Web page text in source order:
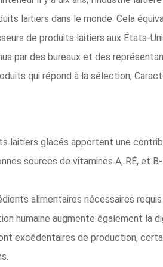
laitiers dans le monde. Cela
de produits laitiers aux États-
par des bureaux et des
qui répond à la sélection,
glacés apportent une
sources de vitamines A, RÉ, et
alimentaires nécessaires
humaine augmente également la
excédentaires de production,